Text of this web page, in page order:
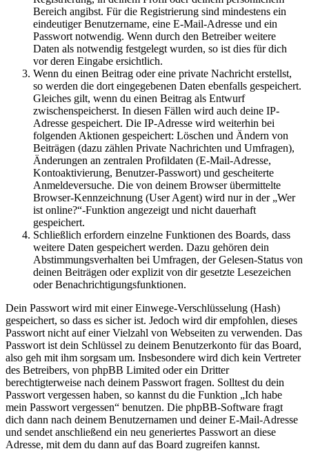
Bereich angibst. Für die Registrierung sind mindestens ein
eindeutiger Benutzername, eine E-Mail-Adresse und ein
Passwort notwendig. Wenn durch den Betreiber weitere
Daten als notwendig festgelegt wurden, so ist dies für dich
vor deren Eingabe ersichtlich.
Wenn du einen Beitrag oder eine private Nachricht erstellst,
so werden die dort eingegebenen Daten ebenfalls gespeichert.
Gleiches gilt, wenn du einen Beitrag als Entwurf
zwischenspeicherst. In diesen Fällen wird auch deine IP-
Adresse gespeichert. Die IP-Adresse wird weiterhin bei
folgenden Aktionen gespeichert: Löschen und Ändern von
Beiträgen (dazu zählen Private Nachrichten und Umfragen),
Änderungen an zentralen Profildaten (E-Mail-Adresse,
Kontoaktivierung, Benutzer-Passwort) und gescheiterte
Anmeldeversuche. Die von deinem Browser übermittelte
Browser-Kennzeichnung (User Agent) wird nur in der „Wer
ist online?“-Funktion angezeigt und nicht dauerhaft
gespeichert.
Schließlich erfordern einzelne Funktionen des Boards, dass
weitere Daten gespeichert werden. Dazu gehören dein
Abstimmungsverhalten bei Umfragen, der Gelesen-Status von
deinen Beiträgen oder explizit von dir gesetzte Lesezeichen
oder Benachrichtigungsfunktionen.
Dein Passwort wird mit einer Einwege-Verschlüsselung (Hash)
gespeichert, so dass es sicher ist. Jedoch wird dir empfohlen, dieses
Passwort nicht auf einer Vielzahl von Webseiten zu verwenden. Das
Passwort ist dein Schlüssel zu deinem Benutzerkonto für das Board,
also geh mit ihm sorgsam um. Insbesondere wird dich kein Vertreter
des Betreibers, von phpBB Limited oder ein Dritter
berechtigterweise nach deinem Passwort fragen. Solltest du dein
Passwort vergessen haben, so kannst du die Funktion „Ich habe
mein Passwort vergessen“ benutzen. Die phpBB-Software fragt
dich dann nach deinem Benutzernamen und deiner E-Mail-Adresse
und sendet anschließend ein neu generiertes Passwort an diese
Adresse, mit dem du dann auf das Board zugreifen kannst.